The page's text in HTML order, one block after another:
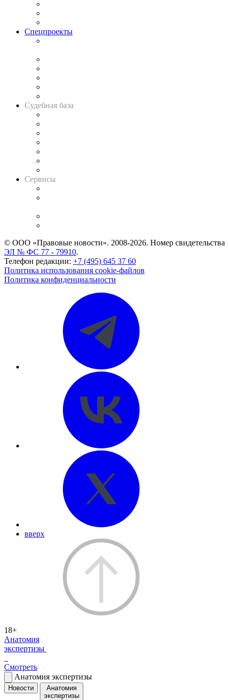
Спецпроекты
Судебная база
Сервисы
© ООО «Правовые новости». 2008-2026. Номер свидетельства
ЭЛ № ФС 77 - 79910.
Телефон редакции: +7 (495) 645 37 60
Политика использования cookie-файлов
Политика конфиденциальности
вверх
18+
Анатомия
экспертизы
Смотреть
Анатомия экспертизы
Новости
Анатомия
экспертизы